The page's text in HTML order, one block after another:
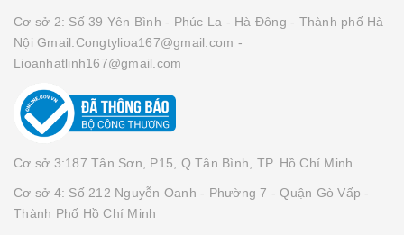
Cơ sở 2: Số 39 Yên Bình - Phúc La - Hà Đông - Thành phố Hà
Nội Gmail:Congtylioa167@gmail.com -
Lioanhatlinh167@gmail.com
Cơ sở 3:187 Tân Sơn, P15, Q.Tân Bình, TP. Hồ Chí Minh
Cơ sở 4: Số 212 Nguyễn Oanh - Phường 7 - Quận Gò Vấp -
Thành Phố Hồ Chí Minh